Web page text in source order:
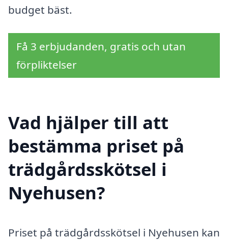
budget bäst.
Få 3 erbjudanden, gratis och utan
förpliktelser
Vad hjälper till att
bestämma priset på
trädgårdsskötsel i
Nyehusen?
Priset på trädgårdsskötsel i Nyehusen kan